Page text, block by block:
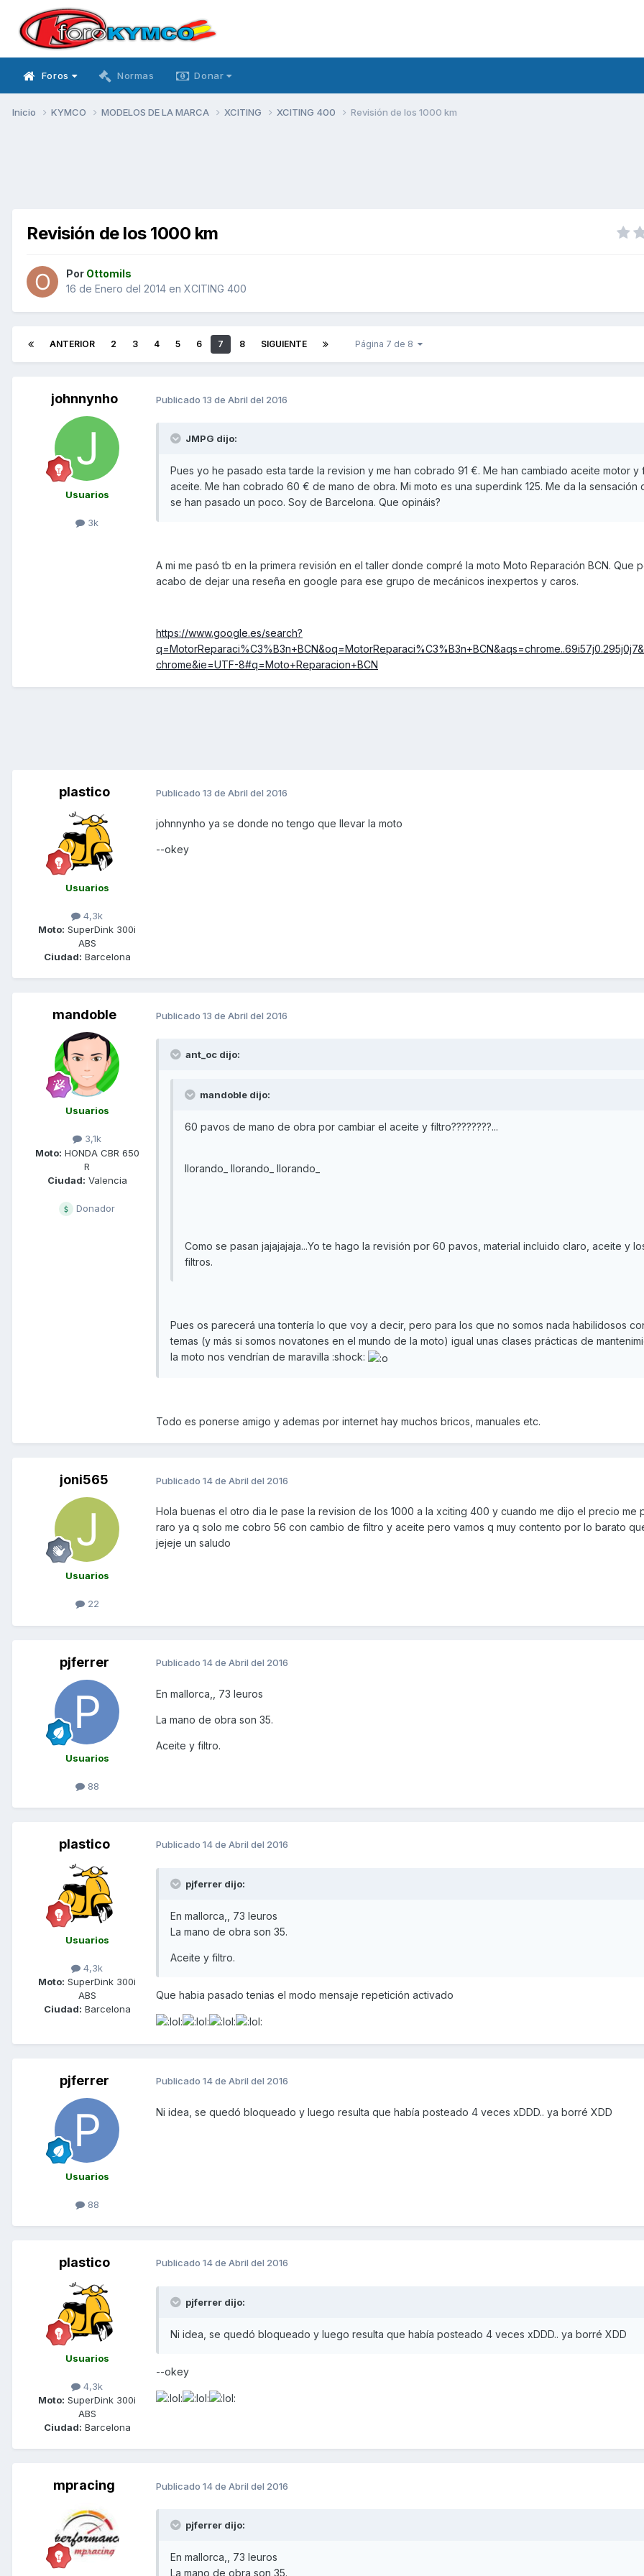
Foros Normas Donar
Inicio KYMCO MODELOS DE LA MARCA XCITING XCITING 400 Revisión de los 1000 km
Revisión de los 1000 km
Por Ottomils
16 de Enero del 2014 en XCITING 400
ANTERIOR 2 3 4 5 6 7 8 SIGUIENTE Página 7 de 8
johnnynho
Usuarios
3k
Publicado 13 de Abril del 2016
JMPG dijo:
Pues yo he pasado esta tarde la revision y me han cobrado 91 €. Me han cambiado aceite motor y
aceite. Me han cobrado 60 € de mano de obra. Mi moto es una superdink 125. Me da la sensación
se han pasado un poco. Soy de Barcelona. Que opináis?
A mi me pasó tb en la primera revisión en el taller donde compré la moto Moto Reparación BCN. Que
acabo de dejar una reseña en google para ese grupo de mecánicos inexpertos y caros.
https://www.google.es/search?
chrome&ie=UTF-8#q=Moto+Reparacion+BCN
plastico
Usuarios
4,3k
Moto: SuperDink 300i
ABS
Ciudad: Barcelona
Publicado 13 de Abril del 2016
johnnynho ya se donde no tengo que llevar la moto
--okey
mandoble
Usuarios
3,1k
Moto: HONDA CBR 650
R
Ciudad: Valencia
Donador
Publicado 13 de Abril del 2016
ant_oc dijo:
mandoble dijo:
60 pavos de mano de obra por cambiar el aceite y filtro????????...
llorando_ llorando_ llorando_
Como se pasan jajajajaja...Yo te hago la revisión por 60 pavos, material incluido claro, aceite y
filtros.
Pues os parecerá una tontería lo que voy a decir, pero para los que no somos nada habilidosos
temas (y más si somos novatones en el mundo de la moto) igual unas clases prácticas de
la moto nos vendrían de maravilla :shock:
Todo es ponerse amigo y ademas por internet hay muchos bricos, manuales etc.
joni565
Usuarios
22
Publicado 14 de Abril del 2016
Hola buenas el otro dia le pase la revision de los 1000 a la xciting 400 y cuando me dijo el precio me
raro ya q solo me cobro 56 con cambio de filtro y aceite pero vamos q muy contento por lo barato
jejeje un saludo
pjferrer
Usuarios
88
Publicado 14 de Abril del 2016
En mallorca,, 73 leuros
La mano de obra son 35.
Aceite y filtro.
plastico
Usuarios
4,3k
Moto: SuperDink 300i
ABS
Ciudad: Barcelona
Publicado 14 de Abril del 2016
pjferrer dijo:
En mallorca,, 73 leuros
La mano de obra son 35.
Aceite y filtro.
Que habia pasado tenias el modo mensaje repetición activado
pjferrer
Usuarios
88
Publicado 14 de Abril del 2016
Ni idea, se quedó bloqueado y luego resulta que había posteado 4 veces xDDD.. ya borré XDD
plastico
Usuarios
4,3k
Moto: SuperDink 300i
ABS
Ciudad: Barcelona
Publicado 14 de Abril del 2016
pjferrer dijo:
Ni idea, se quedó bloqueado y luego resulta que había posteado 4 veces xDDD.. ya borré XDD
--okey
mpracing Publicado 14 de Abril del 2016
pjferrer dijo:
En mallorca,, 73 leuros
La mano de obra son 35.